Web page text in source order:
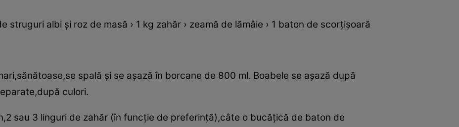
struguri albi şi roz de masă › 1 kg zahăr › zeamă de lămâie › 1 baton de scorţişoară
spală şi se aşază în borcane de 800 ml. Boabele se aşază după
culori.
sau 3 linguri de zahăr (în funcţie de preferinţă),câte o bucăţică de baton de